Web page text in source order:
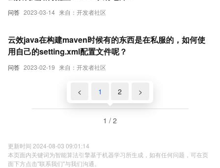
问答 2023-03-14 来自：开发者社区
问答 2023-02-19 来自：开发者社区
云效java在构建maven时候有的东西是在私服的，如何使
用自己的setting.xml配置文件呢？
< 1 2 >
1 / 2
更新时间 2024-08-03 09:01:14
本页面内关键词为智能算法引擎基于机器学习所生成，如有任何问题，可在页
面下方点击"联系我们"与我们沟通。